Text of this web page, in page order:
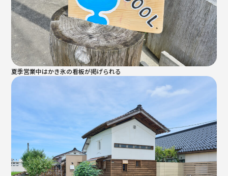
夏季営業中はかき氷の看板が掲げられる